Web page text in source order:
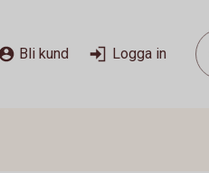
Bli kund Logga in